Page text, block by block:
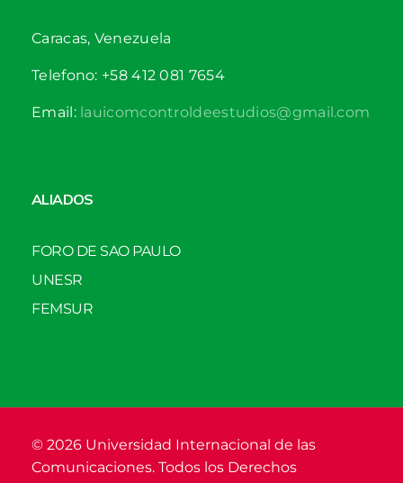
Caracas, Venezuela
Telefono: +58 412 081 7654
Email:lauicomcontroldeestudios@gmail.com
ALIADOS
FORO DE SAO PAULO
UNESR
FEMSUR
© 2026 Universidad Internacional de las
Comunicaciones. Todos los Derechos